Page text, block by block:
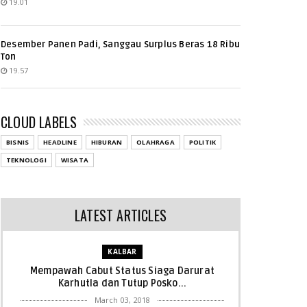
Desember Panen Padi, Sanggau Surplus Beras 18 Ribu
Ton
19.57
CLOUD LABELS
BISNIS HEADLINE HIBURAN OLAHRAGA
POLITIK
TEKNOLOGI
WISATA
LATEST ARTICLES
KALBAR
Mempawah Cabut Status Siaga Darurat
Karhutla dan Tutup Posko...
March 03, 2018